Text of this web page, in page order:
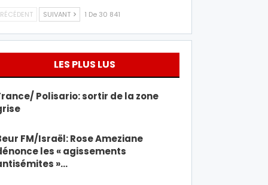
SUIVANT 1 De 30 841
LES PLUS LUS
Polisario: sortir de la zone
FM/Israël: Rose Ameziane
les « agissements
»…